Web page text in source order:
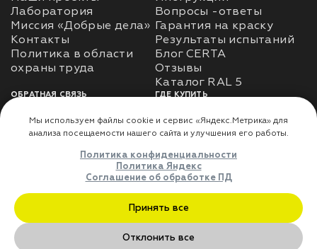
Лаборатория
Миссия «Добрые дела»
Контакты
Политика в области
Вопросы -ответы
Гарантия на краску
Результаты испытаний
Блог CERTA
Отзывы
Каталог RAL 5
ОБРАТНАЯ СВЯЗЬ
Использование
использования личных
Оферта
ГДЕ КУПИТЬ
Доставка
Где купить
ДЛЯ ПАРТНЁРОВ